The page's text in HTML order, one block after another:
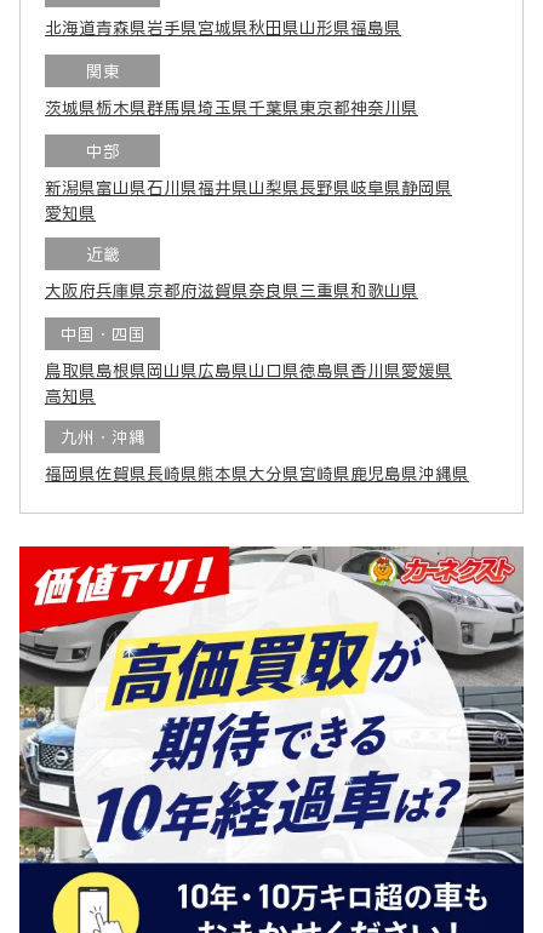
北海道青森県岩手県宮城県秋田県山形県福島県
関東
茨城県栃木県群馬県埼玉県千葉県東京都神奈川県
中部
新潟県富山県石川県福井県山梨県長野県岐阜県静岡県
愛知県
近畿
大阪府兵庫県京都府滋賀県奈良県 三重県和歌山県
中国・四国
鳥取県島根県 岡山県広島県山口県徳島県香川県愛媛県
高知県
九州・沖縄
福岡県佐賀県長崎県熊本県大分県宮崎県鹿児島県沖縄県